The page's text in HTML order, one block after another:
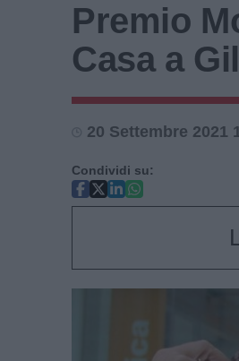
Premio
Casa a
20 Settembre 2021
Condividi su: